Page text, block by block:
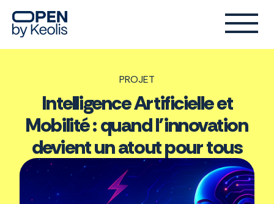
PROJET
Intelligence Artificielle et
Mobilité : quand l’innovation
devient un atout pour tous